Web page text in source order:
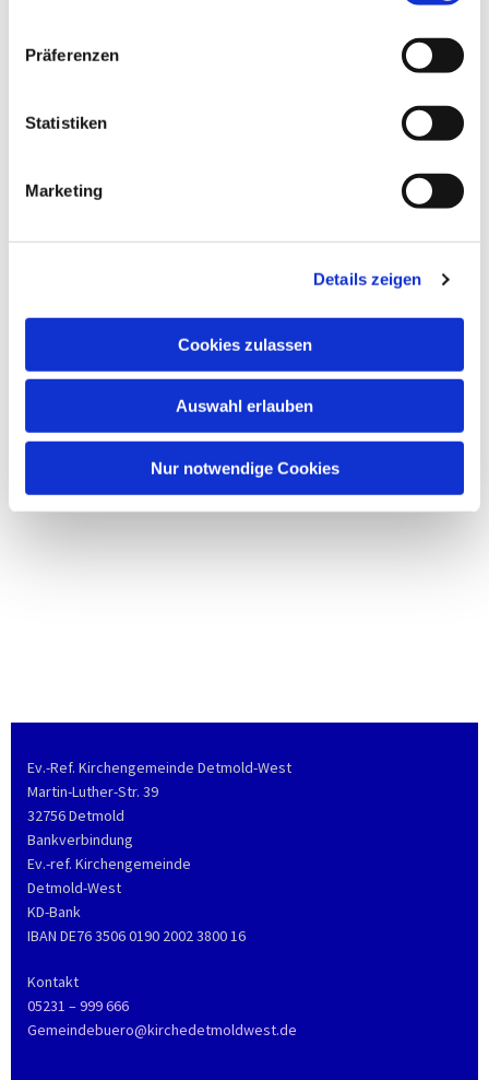
Präferenzen
Statistiken
Marketing
Details zeigen
Cookies zulassen
Auswahl erlauben
Nur notwendige Cookies
Ev.-Ref. Kirchengemeinde Detmold-West
Martin-Luther-Str. 39
32756 Detmold
Bankverbindung
Ev.-ref. Kirchengemeinde
Detmold-West
KD-Bank
IBAN DE76 3506 0190 2002 3800 16
Kontakt
05231 – 999 666
Gemeindebuero@kirchedetmoldwest.de